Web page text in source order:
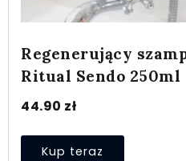
Regenerujący
Ritual Sendo 250ml
44.90 zł
Kup teraz